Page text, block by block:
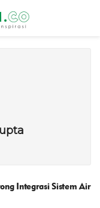
Integrasi Sistem Air